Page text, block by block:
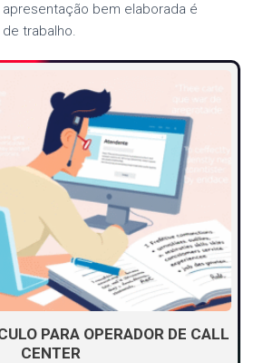
bem elaborada é
trabalho.
PARA OPERADOR DE CALL
CENTER